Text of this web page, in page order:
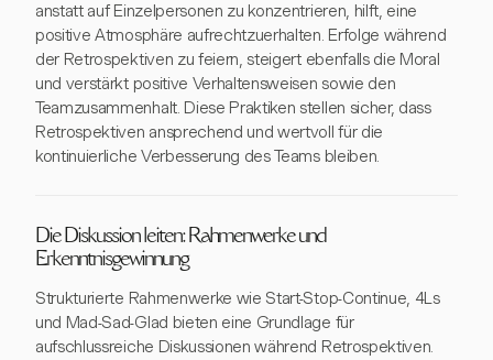
anstatt auf Einzelpersonen zu konzentrieren, hilft, eine
positive Atmosphäre aufrechtzuerhalten. Erfolge während
der Retrospektiven zu feiern, steigert ebenfalls die Moral
und verstärkt positive Verhaltensweisen sowie den
Teamzusammenhalt. Diese Praktiken stellen sicher, dass
Retrospektiven ansprechend und wertvoll für die
kontinuierliche Verbesserung des Teams bleiben.
Die Diskussion leiten: Rahmenwerke und
Erkenntnisgewinnung
Strukturierte Rahmenwerke wie Start-Stop-Continue, 4Ls
und Mad-Sad-Glad bieten eine Grundlage für
aufschlussreiche Diskussionen während Retrospektiven.